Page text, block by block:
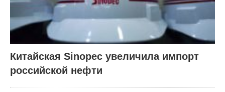
Китайская Sinopec увеличила импорт
российской нефти